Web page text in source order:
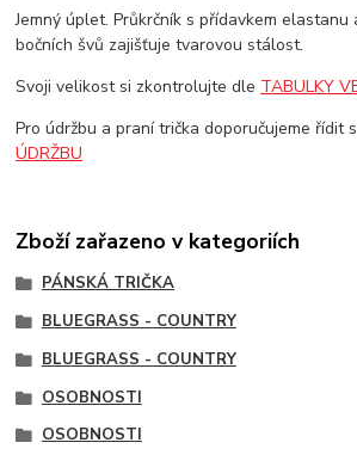
Jemný úplet. Průkrčník s přídavkem elastanu
bočních švů zajišťuje tvarovou stálost.
Svoji velikost si zkontrolujte dle TABULKY
Pro údržbu a praní trička doporučujeme řídit
ÚDRŽBU
Zboží zařazeno v kategoriích
PÁNSKÁ TRIČKA
BLUEGRASS - COUNTRY
BLUEGRASS - COUNTRY
OSOBNOSTI
OSOBNOSTI